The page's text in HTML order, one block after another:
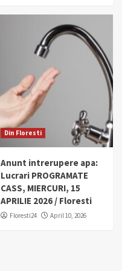
Din Floresti
Anunt intrerupere apa:
Lucrari PROGRAMATE
CASS, MIERCURI, 15
APRILIE 2026 / Floresti
Floresti24 April 10, 2026